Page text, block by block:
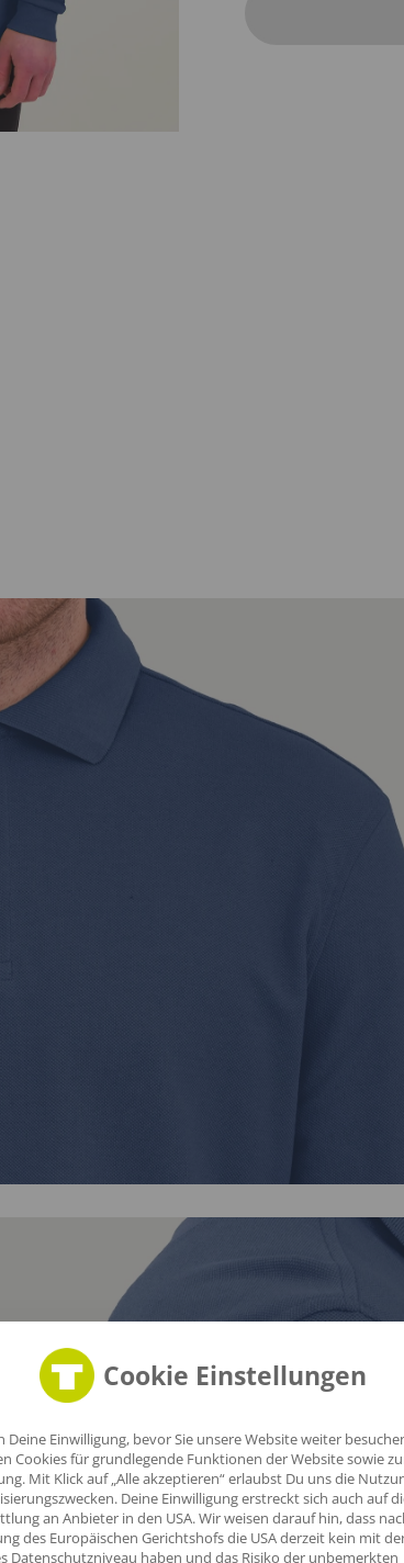
Cookie Einstellungen
Deine Einwilligung, bevor Sie unsere Website weiter
Cookies für grundlegende Funktionen der Website sowie
Mit Klick auf „Alle akzeptieren“ erlaubst Du uns die
Deine Einwilligung erstreckt sich auch auf
an Anbieter in den USA. Wir weisen darauf hin, dass
des Europäischen Gerichtshofs die USA derzeit kein mit
Datenschutzniveau haben und das Risiko der unbemerkten